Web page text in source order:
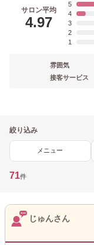
サロン平均
4.97
5
4
3
2
1
雰囲気
接客サービス
絞り込み
メニュー
71件
じゅんさん